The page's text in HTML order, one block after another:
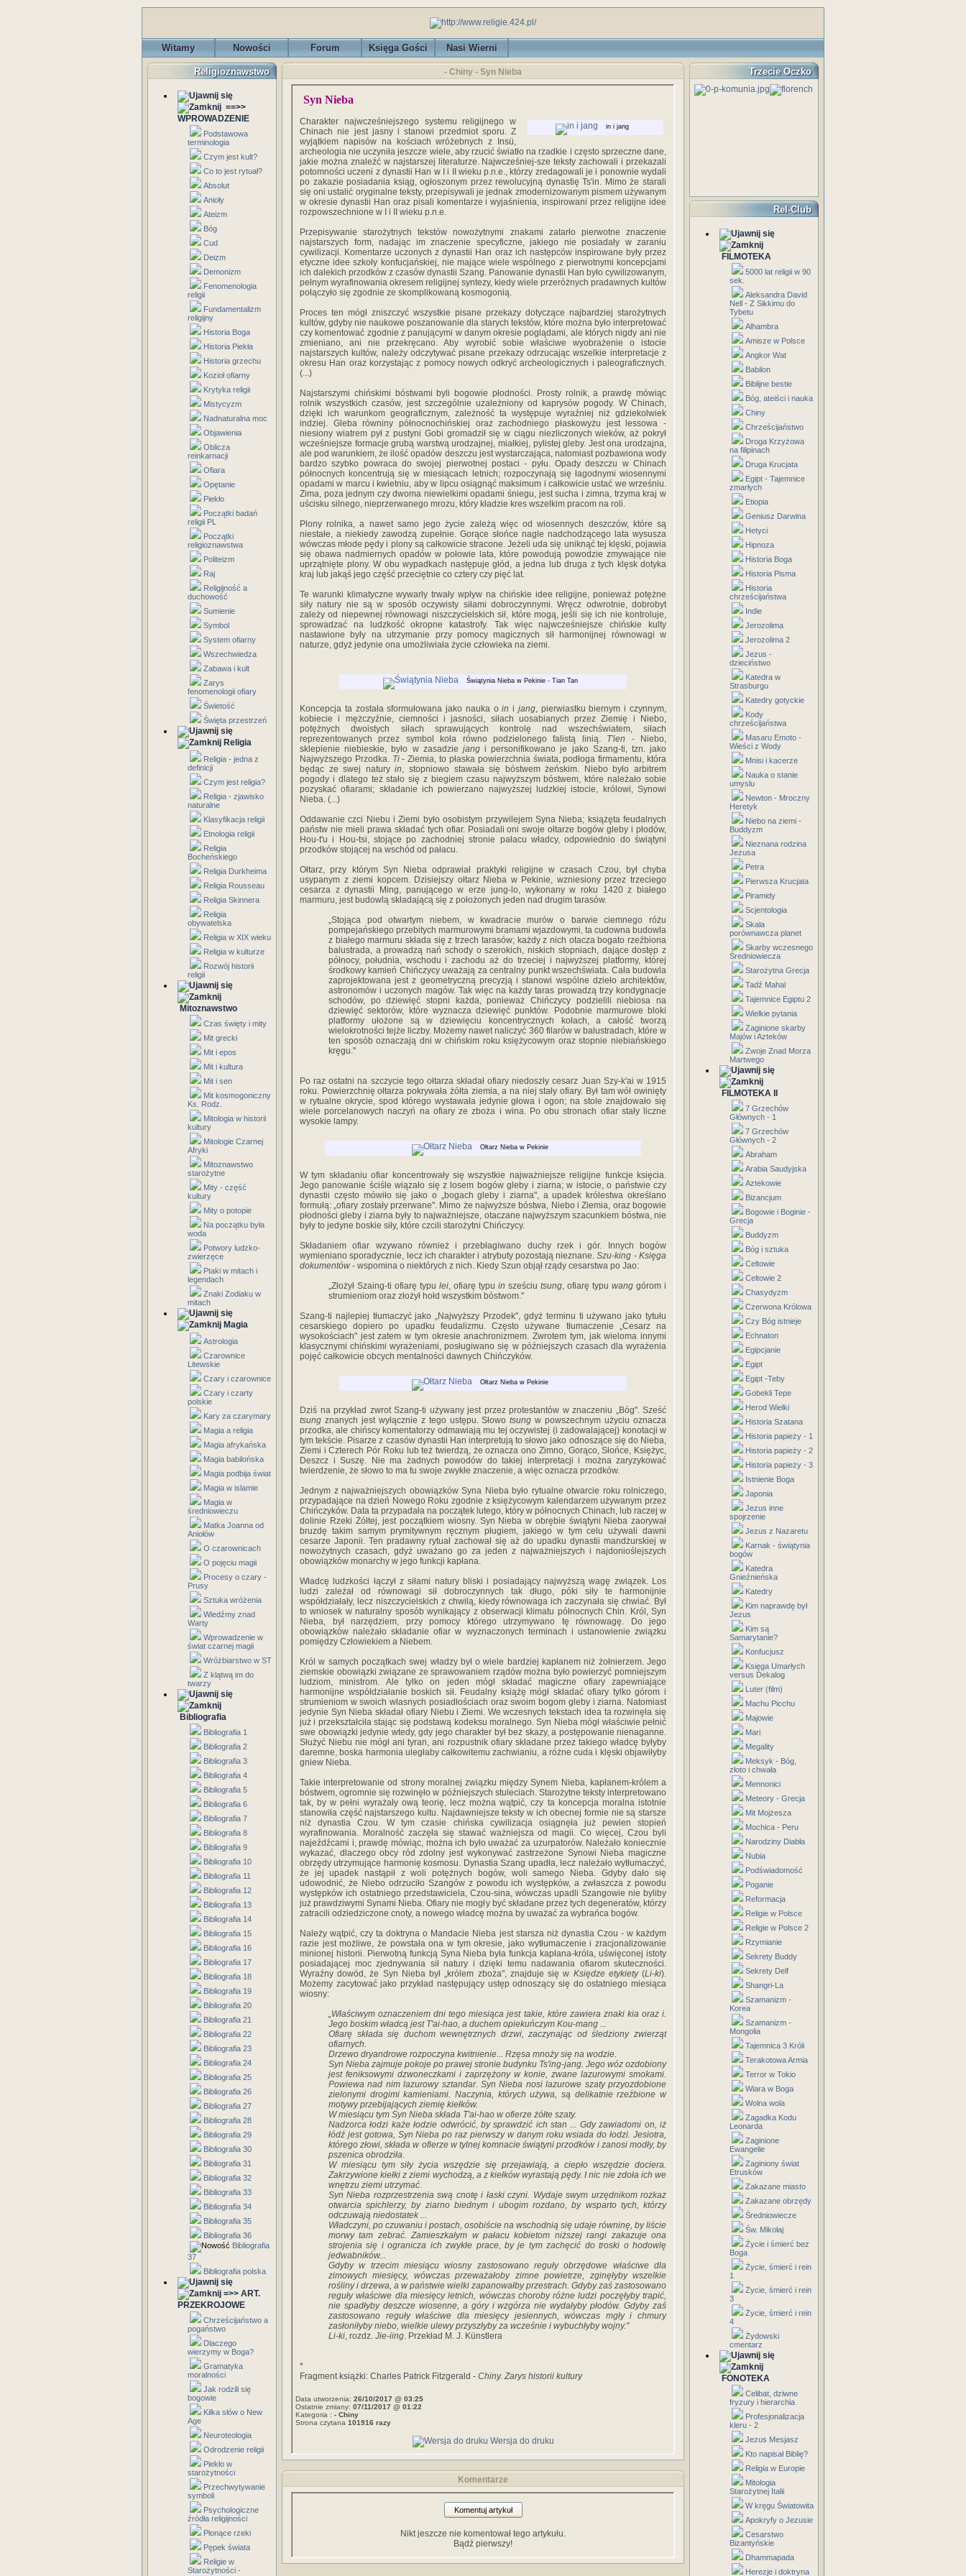
Witamy Nowości Forum Księga Gości Nasi Wierni
Religioznawstwo
==>>
WPROWADZENIE
Podstawowa
terminologia
Czym jest kult?
Co to jest rytuał?
Absolut
Anioły
Ateizm
Bóg
Cud
Deizm
Demonizm
Fenomenologia
religii
Fundamentalizm
religijny
Historia Boga
Historia Piekła
Historia grzechu
Kozioł ofiarny
Krytyka religii
Mistycyzm
Nadnaturalna moc
Objawienia
Oblicza
reinkarnacji
Ofiara
Opętanie
Piekło
Początki badań
religii PL
Początki
religioznawstwa
Politeizm
Raj
Religijność a
duchowość
Sumienie
Symbol
System ofiarny
Wszechwiedza
Zabawa i kult
Zarys
fenomenologii ofiary
Świetość
Święta przestrzeń
Religia
Religia - jedna z
definicji
Czym jest religia?
Religia - zjawisko
naturalne
Klasyfikacja religii
Etnologia religii
Religia
Bocheńskiego
Religia Durkheima
Religia Rousseau
Religia Skinnera
Religia
obywatelska
Religia w XIX wieku
Religia w kulturze
Rozwój historii
religii
Mitoznawstwo
Czas święty i mity
Mit grecki
Mit i epos
Mit i kultura
Mit i sen
Mit kosmogoniczny
Ks. Rodz.
Mitologia w historii
kultury
Mitologie Czarnej
Afryki
Mitoznawstwo
starożytne
Mity - część
kultury
Mity o potopie
Na początku była
woda
Potwory ludzko-
zwierzęce
Ptaki w mitach i
legendach
Znaki Zodiaku w
mitach
Magia
Astrologia
Czarownice
Litewskie
Czary i czarownice
Czary i czarty
polskie
Kary za czarymary
Magia a religia
Magia afrykańska
Magia babilońska
Magia podbija świat
Magia w islamie
Magia w
średniowieczu
Matka Joanna od
Aniołów
O czarownicach
O pojęciu magii
Procesy o czary -
Prusy
Sztuka wróżenia
Wiedźmy znad
Warty
Wprowadzenie w
świat czarnej magii
Wróżbiarstwo w ST
Z klątwą im do
twarzy
Bibliografia
Bibliografia 1
Bibliografia 2
Bibliografia 3
Bibliografia 4
Bibliografia 5
Bibliografia 6
Bibliografia 7
Bibliografia 8
Bibliografia 9
Bibliografia 10
Bibliografia 11
Bibliografia 12
Bibliografia 13
Bibliografia 14
Bibliografia 15
Bibliografia 16
Bibliografia 17
Bibliografia 18
Bibliografia 19
Bibliografia 20
Bibliografia 21
Bibliografia 22
Bibliografia 23
Bibliografia 24
Bibliografia 25
Bibliografia 26
Bibliografia 27
Bibliografia 28
Bibliografia 29
Bibliografia 30
Bibliografia 31
Bibliografia 32
Bibliografia 33
Bibliografia 34
Bibliografia 35
Bibliografia 36
Bibliografia
37
Bibliografia polska
=>> ART.
PRZEKROJOWE
Chrześcijaństwo a
pogaństwo
Dlaczego
wierzymy w Boga?
Gramatyka
moralności
Jak rodzili się
bogowie
Kilka słów o New
Age
Neuroteologia
Odrodzenie religii
Piekło w
starożytności
Przechwytywanie
symboli
Psychologiczne
źródła religijności
Płonące rzeki
Pępek świata
Religie w
Starożytności -
- Chiny - Syn Nieba
Syn Nieba
in i jang
Charakter najwcześniejszego systemu religijnego w
Chinach nie jest jasny i stanowi przedmiot sporu. Z
wyjątkiem napisów na kościach wróżebnych z Insü,
archeologia nie uczyniła jeszcze wiele, aby rzucić światło na rzadkie i często sprzeczne dane,
jakie można znaleźć w najstarszej literaturze. Najwcześniej-sze teksty zachowali i przekazali
potomności uczeni z dynastii Han w I i II wieku p.n.e., którzy zredagowali je i ponownie wydali
po zakazie posiadania ksiąg, ogłoszonym przez rewolucyjną dynastię Ts'in. Mimo że starali
się oni ustalić oryginalne teksty, przepisywali je jednak zmodernizowanym pismem używanym
w okresie dynastii Han oraz pisali komentarze i wyjaśnienia, inspirowani przez religijne idee
rozpowszechnione w I i II wieku p.n.e.
Przepisywanie starożytnych tekstów nowożytnymi znakami zatarło pierwotne znaczenie
najstarszych form, nadając im znaczenie specyficzne, jakiego nie posiadały w zaraniu
cywilizacji. Komentarze uczonych z dynastii Han oraz ich następców inspirowane były przez
etyczne idee szkoły konfucjańskiej, nie mające wiele wspólnego z pierwotnymi koncepcjami
ich dalekich przodków z czasów dynastii Szang. Panowanie dynastii Han było cywilizowanym,
pełnym wyrafinowania okresem religijnej syntezy, kiedy wiele przeróżnych pradawnych kultów
połączyło się zgodnie ze skomplikowaną kosmogonią.
Proces ten mógł zniszczyć wszystkie pisane przekazy dotyczące najbardziej starożytnych
kultów, gdyby nie naukowe poszanowanie dla starych tekstów, które można było interpretować
czy komentować zgodnie z panującymi w danym okresie poglądami, ale których nigdy ani nie
zmieniano, ani nie przekręcano. Aby wyrobić sobie właściwe wyobrażenie o istocie
najstarszych kultów, należy odczytywać pisane przekazy odrzucając wszelkie interpretacje z
okresu Han oraz korzystając z pomocy nowych odkryć archeologicznych i paleograficznych.
(...)
Najstarszymi chińskimi bóstwami byli bogowie płodności. Prosty rolnik, a prawdę mówiąc
rolnik wszystkich czasów, jest szczególnie uzależniony od kaprysów pogody. W Chinach,
dzięki ich warunkom geograficznym, zależność ta występuje wyraźniej niż gdziekolwiek
indziej. Gleba równiny północnochińskiej oraz zachodniego płaskowyżu jest lessowa -
niesiony wiatrem pył z pustyni Gobi gromadził się w ciągu niezliczonych wieków, aż pokrył
wcześniejsze formacje grubą warstwą urodzajnej, miałkiej, pylistej gleby. Jest ona urodzajna,
ale pod warunkiem, że ilość opadów deszczu jest wystarczająca, natomiast pozbawiona wody
bardzo szybko powraca do swojej pierwotnej postaci - pyłu. Opady deszczu w Chinach
północnych koncentrują się w miesiącach letnich; rozpoczynają się łagodnymi wiosennymi
opadami w marcu i kwietniu, aby w lipcu osiągnąć maksimum i całkowicie ustać we wrześniu.
Zima, poza jednym czy dwoma niewielkimi opadami śniegu, jest sucha i zimna, trzyma kraj w
uścisku silnego, nieprzerwanego mrozu, który kładzie kres wszelkim pracom na roli.
Plony rolnika, a nawet samo jego życie zależą więc od wiosennych deszczów, które są
niestałe, a niekiedy zawodzą zupełnie. Gorące słońce nagle nadchodzącego lata wysusza
wówczas młode pędy i plony są całkowicie stracone. Jeżeli uda się uniknąć tej klęski, pojawia
się obawa nadmiernych opadów w połowie lata, które powodują powodzie zmywające nie
uprzątnięte plony. W obu wypadkach następuje głód, a jedna lub druga z tych klęsk dotyka
kraj lub jakąś jego część przeciętnie co cztery czy pięć lat.
Te warunki klimatyczne wywarły trwały wpływ na chińskie idee religijne, ponieważ potężne
siły natury nie są w sposób oczywisty siłami dobroczynnymi. Wręcz odwrotnie, dobrobyt
zależy od niepewnej równowagi niszczycielskich sił, które mogą, jeśli się ich nie kontroluje,
sprowadzać na ludzkość okropne katastrofy. Tak więc najwcześniejsze chińskie kulty
nastawione były na utrzymanie przy pomocy magicznych sił harmonijnej równowagi w
naturze, gdyż jedynie ona umożliwiała życie człowieka na ziemi.
Świątynia Nieba w Pekinie - Tian Tan
Koncepcja ta została sformułowana jako nauka oin i jang, pierwiastku biernym i czynnym,
kobiecie i mężczyźnie, ciemności i jasności, siłach uosabianych przez Ziemię i Niebo,
potężnych dwoistych siłach sprawujących kontrolę nad wszechświatem, siłach
reprezentowanych przez symbol koła równo podzielonego falistą linią. T'ien - Niebo,
sklepienie niebieskie, było w zasadzie jangi personifikowano je jako Szang-ti, tzn. jako
Najwyższego Przodka. Ti- Ziemia, to płaska powierzchnia świata, podłoga firmamentu, która
będąc ze swej naturyin, stopniowo stawała się bóstwem żeńskim. Niebo było arbitrem
pogody i dlatego też stało się z biegiem czasu najwyższym bóstwem, które należało sobie
pozyskać ofiarami; składanie ich powierzano najwyższej ludzkiej istocie, królowi, Synowi
Nieba. (...)
Oddawanie czci Niebu i Ziemi było osobistym przywilejem Syna Nie­ba; książęta feudalnych
państw nie mieli prawa składać tych ofiar. Posiadali oni swoje ołtarze bogów gleby i płodów,
Hou-t'u i Hou-tsi, stojące po zachodniej stronie pałacu władcy, odpowiednio do świątyni
przodków stojącej na wschód od pałacu.
Ołtarz, przy którym Syn Nieba odprawiał praktyki religijne w czasach Czou, był chyba
usypanym z ziemi kopcem. Dzisiejszy ołtarz Nieba w Pekinie, wzniesiony przez trzeciego
cesarza z dynastii Ming, panującego w erze jung-lo, wykonany w roku 1420 z białego
marmuru, jest budowlą składającą się z położonych jeden nad drugim tarasów.
„Stojąca pod otwartym niebem, w kwadracie murów o barwie ciemnego różu
pompejańskiego przebitych marmurowymi bramami wjazdowymi, ta cudowna budowla
z białego marmuru składa się z trzech tarasów; każdy z nich otacza bogato rzeźbiona
balustrada, a prowadzą nań schody o szerokich, niskich stopniach, dające dostęp z
północy, południa, wschodu i zachodu aż do trzeciej i najwyższej platformy, której
środkowy kamień Chińczycy uważają za centralny punkt wszechświata. Cała budowla
zaprojektowana jest z geometryczną precyzją i stanowi wspólne dzieło architektów,
astronomów i uczonych magów. Tak więc na każdy taras prowadzą trzy kondygnacje
schodów, po dziewięć stopni każda, ponieważ Chińczycy podzielili niebiosa na
dziewięć sektorów, które wyznacza dziewięć punktów. Podobnie marmurowe bloki
platformy ułożone są w dziewięciu koncentrycznych kołach, a całość tworzą
wielokrotności tejże liczby. Możemy nawet naliczyć 360 filarów w balustradach, które w
ten sposób oznaczają dni w chińskim roku księżycowym oraz stopnie niebiańskiego
kręgu."
Po raz ostatni na szczycie tego ołtarza składał ofiary niedoszły cesarz Juan Szy-k'ai w 1915
roku. Powierzchnię ołtarza pokrywała żółta ziemia, a na niej stały ofiary. Był tam wół owinięty
w rytualne okrycie, spod którego wystawała jedynie głowa i ogon; na stole znajdowało się
wiele porcelanowych naczyń na ofiary ze zboża i wina. Po obu stronach ofiar stały liczne
wysokie lampy.
Ołtarz Nieba w Pekinie
W tym składaniu ofiar koncentrowały się wszystkie najważniejsze religijne funkcje księcia.
Jego panowanie ściśle wiązało się z losem bogów gleby i ziarna; w istocie, o państwie czy
dynastii często mówiło się jako o „bogach gleby i ziarna", a upadek królestwa określano
formułą: „ofiary zostały przerwane". Mimo że najwyższe bóstwa, Niebo i Ziemia, oraz bo­gowie
płodności gleby i ziarna były to najważniejsze, otaczane najwyższym szacunkiem bóstwa, nie
były to jedyne boskie siły, które czcili starożytni Chińczycy.
Składaniem ofiar wzywano również i przebłagiwano duchy rzek i gór. Innych bogów
wymieniano sporadycznie, lecz ich cha­rakter i atrybuty pozostają nieznane.Szu-king -Księga
dokumentów - wspomina o niektórych z nich. Kiedy Szun objął rządy cesarstwa po Jao:
„Złożył Szaing-ti ofiarę typu lei, ofiarę typu in sześciu tsung, ofiarę typu wang górom i
strumieniom oraz złożył hołd wszystkim bóstwom."
Szang-ti najlepiej tłumaczyć jako „Najwyższy Przodek", gdyż terminu ti używano jako tytułu
cesarskiego dopiero po upadku feudalizmu. Często używane tłumaczenie „Cesarz na
wysokościach" jest zatem w tym okresie anachronizmem. Zwrotem tym, jak wieloma innymi
klasycznymi chińskimi wyrażeniami, posługiwano się w późniejszych czasach dla wyrażenia
pojęć całkowicie obcych mentalności dawnych Chińczyków.
Ołtarz Nieba w Pekinie
Dziś na przykład zwrot Szang-ti używany jest przez protestantów w znaczeniu „Bóg". Sześć
tsung znanych jest wyłącznie z tego ustępu. Słowotsung w powszechnym użyciu oznacza
przodka, ale chińscy komentatorzy odmawiają mu tej oczywistej (i zadowalającej) konotacji w
tym tekście. Pisarze z czasów dynastii Han interpretują to słowo jako odnoszące się do Nieba,
Ziemi i Czterech Pór Roku lub też twierdzą, że oznacza ono Zimno, Gorąco, Słońce, Księżyc,
Deszcz i Suszę. Nie ma żadnych powodów do takiej interpretacji i można zaryzykować
twierdzenie, że słowo to ma tu swoje zwykłe znaczenie, a więc oznacza przodków.
Jednym z najważniejszych obowiązków Syna Nieba było rytualne otwarcie roku rolniczego,
przypadające na dzień Nowego Roku zgodnie z księżycowym kalendarzem używanym przez
Chińczyków. Data ta przypadała na początek lutego, który w północnych Chinach, lub raczej w
dolinie Rzeki Żółtej, jest początkiem wiosny. Syn Nieba w obrębie świątyni Nieba zaorywał
bruzdę takim samym prymitywnym ręcznym pługiem, jakiego w tym celu używali dawni
cesarze Japonii. Ten pradawny rytuał zachował się aż do upadku dynastii mandżurskiej w
nowo­żytnych czasach, gdyż uważano go za jeden z najważniejszych i najdonioślejszych
obowiązków monarchy w jego funkcji kapłana.
Władcę ludzkości łączył z siłami natury bliski i posiadający najwyższą wagę związek. Los
ludzi zależał od równowagi sił dobroczynnych tak długo, póki siły te harmonijnie
współdziałały, lecz niszczycielskich z chwilą, kiedy równowaga ich zaczynała się chwiać. Był
to wniosek w naturalny sposób wynikający z obserwacji klimatu północnych Chin. Król, Syn
Nieba, był narzędziem, przy pomocy którego utrzymywano tę równowagę. Do jego
obowiązków należało składanie ofiar w wyznaczonych terminach i ustanowienie związku
pomiędzy Człowiekiem a Niebem.
Król w samych początkach swej władzy był o wiele bardziej kapłanem niż żołnierzem. Jego
ziemskie obowiązki związane ze sprawowaniem rządów można było powierzyć pomniejszym
ludziom, ministrom. Ale tylko on jeden mógł składać magiczne ofiary zapewniające
harmonijne współdziałanie boskich sił. Feudalny książę mógł składać ofiary tylko górom i
strumieniom w swoich własnych posiadłościach oraz swoim bogom gleby i ziarna. Natomiast
jedynie Syn Nieba składał ofiary Niebu i Ziemi. We wczesnych tekstach idea ta rozwinęła się
już i przekształciła stając się podstawą kodeksu moralnego. Syn Nieba mógł właściwie pełnić
swe obowiązki jedynie wtedy, gdy jego charakter był bez skazy, a postę­powanie nienaganne.
Służyć Niebu nie mógł ani tyran, ani rozpustnik ofiary składane przez takiego władcę byłyby
daremne, boska harmonia uległaby całkowitemu zachwianiu, a różne cuda i klęski objawiłyby
gniew Nieba.
Takie interpretowanie od strony moralnej związku między Synem Nieba, kapłanem-królem a
bóstwem, ogromnie się rozwinęło w późniejszych stuleciach. Starożytne teksty interpretowano
tak, by w pełni wyrażały ową teorię, lecz można wątpić, czy ta koncepcja moralna istotnie
stanowiła część najstarszego kultu. Najdawniejsze teksty w ich obecnej formie nie są starsze
niż dynastia Czou. W tym czasie chińska cywilizacja osiągnęła już pewien stopień
wyrafinowania. Moralność zaczęła się stawać ważniejsza od magii. Co więcej, Czou byli
najeźdźcami i, prawdę mówiąc, można ich było uważać za uzurpatorów. Należało koniecznie
wykazać, dlaczego obcy ród zdolny jest wykonywać zastrzeżone Synowi Nieba magiczne
obrzędy utrzymujące harmonię kosmosu. Dynastia Szang upadła, lecz należało wytłumaczyć,
że jej upadek nastąpił z woli potężnych bogów, woli samego Nieba. Gdyby dało się
udowodnić, że Niebo odrzuciło Szangów z powodu ich występków, a zwłaszcza z powodu
występków ich ostatniego przedstawiciela, Czou-sina, wówczas upadli Szangowie nie byliby
już prawdziwymi Synami Nieba. Ofiary nie mogły być składane przez tych degeneratów, którzy
zatracili odziedziczone cnoty, a nowego władcę można by uważać za wybrańca bogów.
Należy wątpić, czy ta doktryna o Mandacie Nieba jest starsza niż dynastia Czou - w każdym
razie jest możliwe, że powstała ona w tym okresie, jako wytłumaczenie i zracjonalizowanie
minionej historii. Pierwotną funkcją Syna Nieba była funkcja kapłana-króla, uświęconej istoty
posiadającej moc zjednywania sił natury i dzięki temu nadawania ofiarom skuteczności.
Wyraźny dowód, że Syn Nieba był „królem zboża", znajduje się w Księdze etykiety(Li-ki).
Możemy zacytować jako przykład następujący ustęp odnoszący się do ostatniego miesiąca
wiosny:
„Właściwym oznaczeniem dni tego miesiąca jest takie, które zawiera znaki kia oraz i.
Jego boskim władcą jest T'ai-hao, a duchem opiekuńczym Kou-mang ...
Ofiarę składa się duchom wewnętrznych drzwi, zaczynając od śledziony zwierząt
ofiarnych.
Drzewo dryandrowe rozpoczyna kwitnienie... Rzęsa mnoży się na wodzie.
Syn Nieba zajmuje pokoje po prawej stronie budynku Ts'ing-jang. Jego wóz ozdobiony
jest feniksowymi dzwoneczkami i za­przężony w konie, zwane lazurowymi smokami.
Powiewa nad nim lazurowy sztandar. Syn Nieba nosi lazurowe szaty przyozdobione
zielonymi drogimi kamieniami. Naczynia, których używa, są delikatnie rzeźbione w
motywy przebijających ziemię kiełków.
W miesiącu tym Syn Nieba składa T'ai-hao w ofierze żółte szaty.
Nadzorca łodzi każe łodzie odwrócić, by sprawdzić ich stan ... Gdy zawiadomi on, iż
łódź jest gotowa, Syn Nieba po raz pierwszy w danym roku wsiada do łodzi. Jesiotra,
którego złowi, składa w ofierze w tylnej komnacie świątyni przodków i zanosi modły, by
pszenica obrodziła.
W miesiącu tym siły życia wszędzie się przejawiają, a ciepło wszędzie dociera.
Zakrzywione kiełki z ziemi wychodzą, a z kiełków wyrastają pędy. I nic nie zdoła ich we
wnętrzu ziemi utrzymać.
Syn Nieba rozprzestrzenia swą cnotę i łaski czyni. Wydaje swym urzędnikom rozkaz
otwarcia spichlerzy, by ziarno biednym i ubogim rozdano, by wsparto tych, którzy
odczuwają niedosta­tek ...
Władczyni, po czuwaniu i postach, osobiście na wschodnią się udaje równinę, by liście
morwy tam zebrać. Zamieszkałym w pałacu kobietom niższej rangi zakazuje ona
strojenia się i ogranicza ich zwykłe prace, by je tym zachęcić do troski o hodowlę
jedwabników...
Gdyby w trzecim miesiącu wiosny zastosowano reguły obrzędowe właściwe dla
zimowych miesięcy, wówczas przeważałoby zimne powietrze, zginęłyby wszelkie
rośliny i drzewa, a w państwie wielki zapanowałby przestrach. Gdyby zaś zastosowano
reguły właściwe dla miesięcy letnich, wówczas choroby różne ludzi poczęłyby trapić,
nie spadłyby deszcze wiosenne, a góry i wzgórza nie wydałyby płodów. Gdyby zaś
zastosowano reguły właściwe dla miesięcy jesiennych, wówczas mgły i chmury
zasłoniłyby niebo, wielkie ulewy przyszłyby za wcześnie i wybuchłyby wojny."
Li-ki, rozdz. Jie-iing. Przekład M. J. Künstlera
*
Fragment książki: Charles Patrick Fitzgerald - Chiny. Zarys historii kultury
Data utworzenia: 26/10/2017 @ 03:25
Ostatnie zmiany: 07/11/2017 @ 01:22
Kategoria : - Chiny
Strona czytana 101916 razy
Wersja do druku
Komentarze
Komentuj artykuł
Nikt jeszcze nie komentował tego artykułu.
Bądź pierwszy!
Trzecie Oczko
Rel-Club
FILMOTEKA
5000 lat religii w 90
sek.
Aleksandra David
Nell - Z Sikkimu do
Tybetu
Alhambra
Amisze w Polsce
Angkor Wat
Babilon
Biblijne bestie
Bóg, ateiści i nauka
Chiny
Chrześcijaństwo
Droga Krzyżowa
na filipinach
Druga Krucjata
Egipt - Tajemnice
zmarłych
Etiopia
Geniusz Darwina
Hetyci
Hipnoza
Historia Boga
Historia Pisma
Historia
chrześcijaństwa
Indie
Jerozolima
Jerozolima 2
Jezus -
dzieciństwo
Katedra w
Strasburgu
Katedry gotyckie
Kody
chrześcijaństwa
Masaru Emoto -
Wieści z Wody
Mnisi i kacerze
Nauka o stanie
umyslu
Newton - Mroczny
Heretyk
Niebo na ziemi -
Buddyzm
Nieznana rodzina
Jezusa
Petra
Pierwsza Krucjata
Piramidy
Scjentologia
Skala
porównawcza planet
Skarby wczesnego
Średniowiecza
Starożytna Grecja
Tadź Mahal
Tajemnice Egiptu 2
Wielkie pytania
Zaginione skarby
Majów i Azteków
Zwoje Znad Morza
Martwego
FILMOTEKA II
7 Grzechów
Głównych - 1
7 Grzechów
Głównych - 2
Abraham
Arabia Saudyjska
Aztekowie
Bizancjum
Bogowie i Boginie -
Grecja
Buddyzm
Bóg i sztuka
Celtowie
Celtowie 2
Chasydyzm
Czerwona Królowa
Czy Bóg istnieje
Echnaton
Egipcjanie
Egipt
Egipt -Teby
Gobekli Tepe
Herod Wielki
Historia Szatana
Historia papieży - 1
Historia papieży - 2
Historia papieży - 3
Istnienie Boga
Japonia
Jezus inne
spojrzenie
Jezus z Nazaretu
Karnak - świątynia
bogów
Katedra
Gnieźnieńska
Katedry
Kim naprawdę był
Jezus
Kim są
Samarytanie?
Konfucjusz
Księga Umarłych
versus Dekalog
Luter (film)
Machu Picchu
Majowie
Mari
Megality
Meksyk - Bóg,
złoto i chwała
Mennonici
Meteory - Grecja
Mit Mojżesza
Mochica - Peru
Narodziny Diabła
Nubia
Podświadomość
Poganie
Reformacja
Religie w Polsce
Religie w Polsce 2
Rzymianie
Sekrety Buddy
Sekrety Delf
Shangri-La
Szamanizm -
Korea
Szamanizm -
Mongolia
Tajemnica 3 Króli
Terakotowa Armia
Terror w Tokio
Wiara w Boga
Wolna wola
Zagadka Kodu
Leonarda
Zaginione
Ewangelie
Zaginiony świat
Etrusków
Zakazane miasto
Zakazane obrzędy
Średniowiecze
Św. Mikołaj
Życie i śmierć bez
Boga
Życie, śmierć i rein
1
Życie, śmierć i rein
3
Życie, śmierć i rein
4
Żydowski
cmentarz
FONOTEKA
Celibat, dziwne
fryzury i hierarchia
Profesjonalizacja
kleru - 2
Jezus Mesjasz
Kto napisał Biblię?
Religia w Europie
Mitologia
Starożytnej Italii
W kręgu Światowita
Apokryfy o Jezusie
Cesarstwo
Bizantyńskie
Dhammapada
Herezje i doktryna